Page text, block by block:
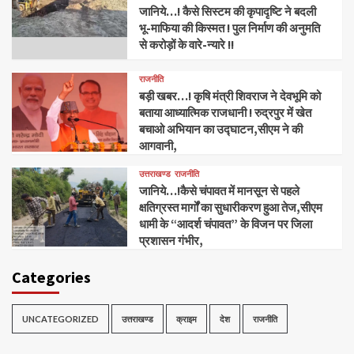
जानिये…! कैसे सिस्टम की कृपादृष्टि ने बदली
भू-माफिया की किस्मत ! पुल निर्माण की अनुमति
से करोड़ों के वारे-न्यारे !!
राजनीति
बड़ी खबर…! कृषि मंत्री शिवराज ने देवभूमि को
बताया आध्यात्मिक राजधानी ! रुद्रपुर में खेत
बचाओ अभियान का उद्घाटन,सीएम ने की
आगवानी,
उत्तराखण्ड राजनीति
जानिये…!कैसे चंपावत में मानसून से पहले
क्षतिग्रस्त मार्गों का सुधारीकरण हुआ तेज,सीएम
धामी के “आदर्श चंपावत” के विजन पर जिला
प्रशासन गंभीर,
Categories
UNCATEGORIZED उत्तराखण्ड क्राइम देश राजनीति